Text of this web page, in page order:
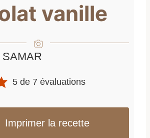
vanille
SAMAR
5 de 7 évaluations
Imprimer la recette